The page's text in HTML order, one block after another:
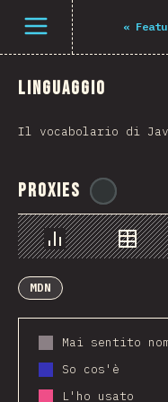
Open menu «
Linguaggio
Il vocabolario di
Proxies
Grafico Dati
MDN
Mai sentito
So cos'è
L'ho usato